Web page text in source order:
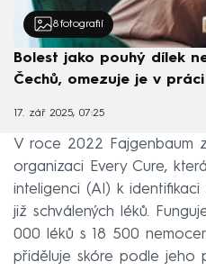
8 fotografií
Bolest jako pouhý dílek
Čechů, omezuje je v
17. zář 2025, 07:25
V roce 2022 Fajgenbaum
organizaci Every Cure,
inteligenci (AI) k
již schválených léků.
000 léků s 18 500
přiděluje skóre podle jeho